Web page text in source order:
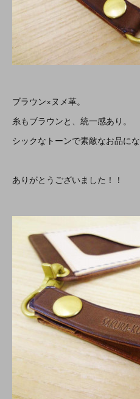
ブラウン×ヌメ革。
糸もブラウンと、統一感あり。
シックなトーンで素敵なお品に
ありがとうございました！！